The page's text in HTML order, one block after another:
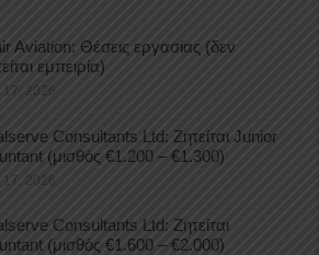
Aviation: Θέσεις εργασίας (δεν
εμπειρία)
17, 2026
Consultants Ltd: Ζητείται Junior
(μισθός €1.200 – €1.300)
17, 2026
Consultants Ltd: Ζητείται
(μισθός €1.600 – €2.000)